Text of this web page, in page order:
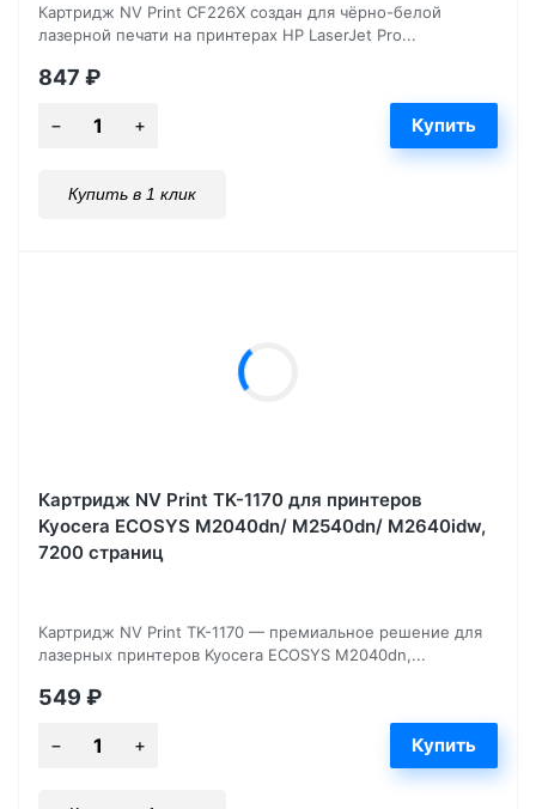
Картридж NV Print CF226X создан для чёрно-белой
лазерной печати на принтерах HP LaserJet Pro...
847 ₽
Купить в 1 клик
Картридж NV Print TK-1170 для принтеров
Kyocera ECOSYS M2040dn/ M2540dn/ M2640idw,
7200 страниц
Картридж NV Print TK-1170 — премиальное решение для
лазерных принтеров Kyocera ECOSYS M2040dn,...
549 ₽